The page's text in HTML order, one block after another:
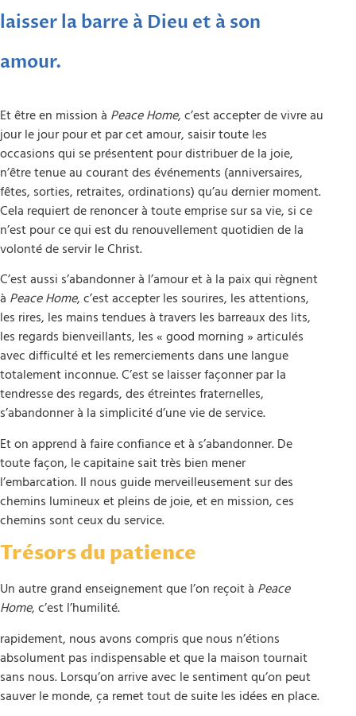
laisser la barre à Dieu et à son
amour.
Et être en mission à Peace Home, c’est accepter de vivre au
jour le jour pour et par cet amour, saisir toute les
occasions qui se présentent pour distribuer de la joie,
n’être tenue au courant des événements (anniversaires,
fêtes, sorties, retraites, ordinations) qu’au dernier moment.
Cela requiert de renoncer à toute emprise sur sa vie, si ce
n’est pour ce qui est du renouvellement quotidien de la
volonté de servir le Christ.
C’est aussi s’abandonner à l’amour et à la paix qui règnent
à Peace Home, c’est accepter les sourires, les attentions,
les rires, les mains tendues à travers les barreaux des lits,
les regards bienveillants, les « good morning » articulés
avec difficulté et les remerciements dans une langue
totalement inconnue. C’est se laisser façonner par la
tendresse des regards, des étreintes fraternelles,
s’abandonner à la simplicité d’une vie de service.
Et on apprend à faire confiance et à s’abandonner. De
toute façon, le capitaine sait très bien mener
l’embarcation. Il nous guide merveilleusement sur des
chemins lumineux et pleins de joie, et en mission, ces
chemins sont ceux du service.
Trésors du patience
Un autre grand enseignement que l’on reçoit à Peace
Home, c’est l’humilité.
rapidement, nous avons compris que nous n’étions
absolument pas indispensable et que la maison tournait
sans nous. Lorsqu’on arrive avec le sentiment qu’on peut
sauver le monde, ça remet tout de suite les idées en place.